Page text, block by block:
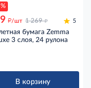
д/шт 1 269 д 5
бумага Zemma
3 слоя, 24 рулона
В корзину